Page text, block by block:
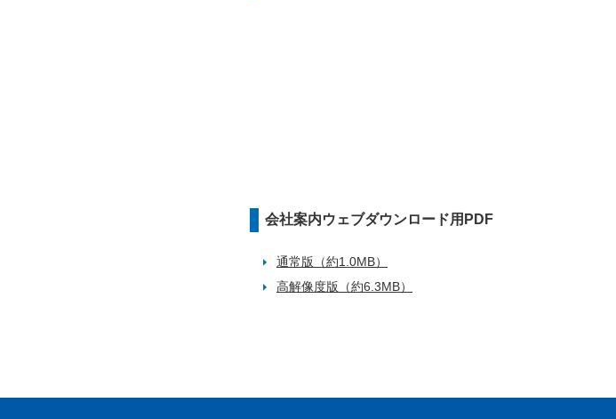
会社案内ウェブダウンロード用PDF
通常版（約1.0MB）
高解像度版（約6.3MB）